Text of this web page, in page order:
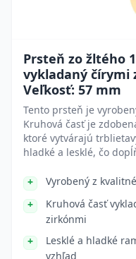
Prsteň zo žltého
vykladaný čírymi
Veľkosť: 57 mm
Tento prsteň je
Kruhová časť je
ktoré vytvárajú
hladké a lesklé, čo
Vyrobený z
Kruhová časť
zirkónmi
Lesklé a hladké
vzhľad